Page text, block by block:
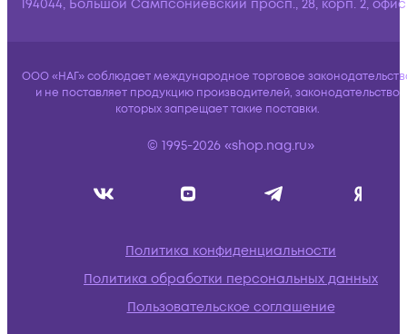
194044, Большой Сампсониевский просп., 28, корп. 2,
ООО «НАГ» соблюдает международное торговое
и не поставляет продукцию производителей, законодательство
которых запрещает такие поставки.
© 1995-2026 «shop.nag.ru»
Политика конфиденциальности
Политика обработки персональных данных
Пользовательское соглашение